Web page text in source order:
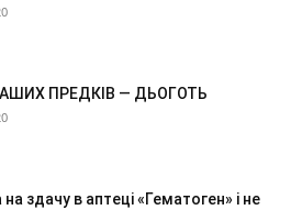
ПРЕДКІВ — ДЬОГОТЬ
на здачу в аптеці «Гематоген» і не